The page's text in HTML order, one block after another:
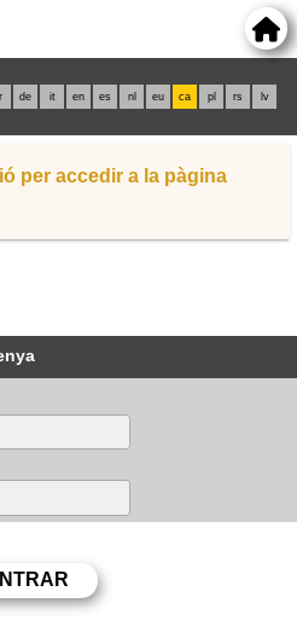
de it en es nl eu ca pl rs lv
per accedir a la pàgina